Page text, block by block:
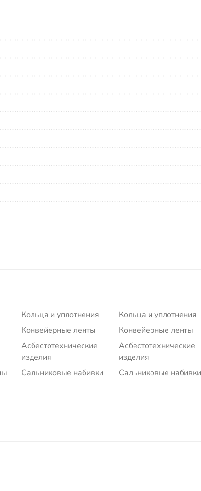
Кольца и уплотнения
Конвейерные ленты
Асбестотехнические
изделия
Сальниковые набивки
Кольца и уплотнения
Конвейерные ленты
Асбестотехнические
изделия
Сальниковые набивки